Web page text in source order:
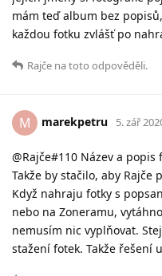
mám teď album bez
každou fotku zvlášť po
Rajče na toto odpověděli.
M marekpetru 5. zář
@Rajče#110 Název a
Takže by stačilo, aby
Když nahraju fotky s
nebo na Zoneramu,
nemusím nic vyplňovat.
stažení fotek. Takže řešení